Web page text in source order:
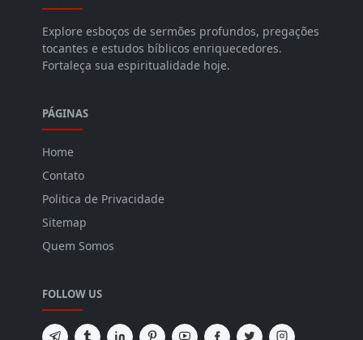
Explore esboços de sermões profundos, pregações
tocantes e estudos bíblicos enriquecedores.
Fortaleça sua espiritualidade hoje.
PÁGINAS
Home
Contato
Politica de Privacidade
Sitemap
Quem Somos
FOLLOW US